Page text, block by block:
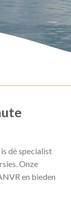
dé specialist
Onze
en bieden